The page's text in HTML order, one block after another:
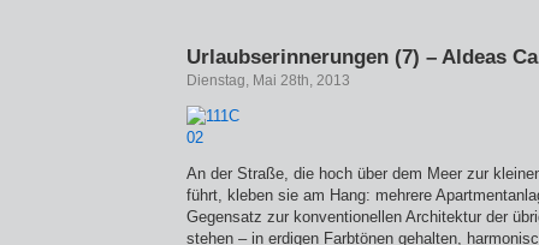
Urlaubserinnerungen (7) – Aldeas
Dienstag, Mai 28th, 2013
An der Straße, die hoch über dem Meer zur
führt, kleben sie am Hang: mehrere
Gegensatz zur konventionellen Architektur der
stehen – in erdigen Farbtönen gehalten,